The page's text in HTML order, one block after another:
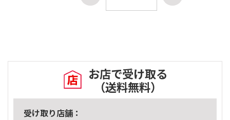
お店で受け取る
（送料無料）
受け取り店舗：